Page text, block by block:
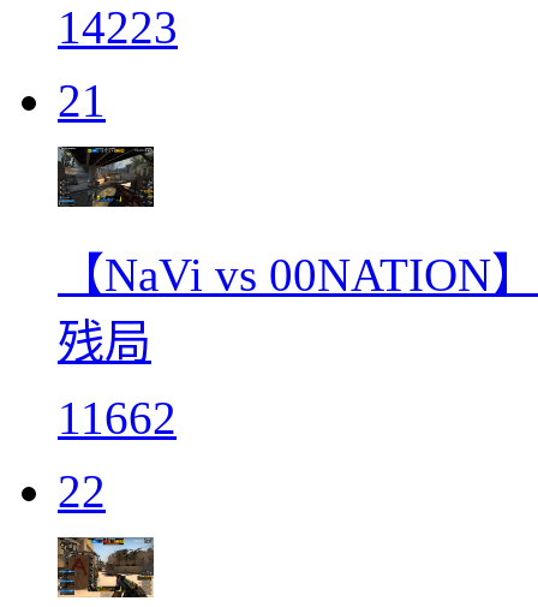
14223
21
【NaVi vs 00NATION
残局
11662
22